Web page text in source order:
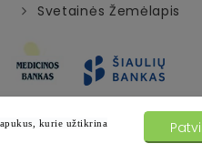
Svetainės Žemėlapis
kurie užtikrina